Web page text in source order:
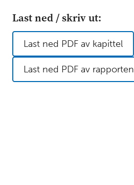
Last ned / skriv ut:
Last ned PDF av kapittel
Last ned PDF av rapporten